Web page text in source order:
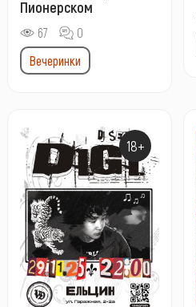
Пионерском
67
0
Вечеринки
18+